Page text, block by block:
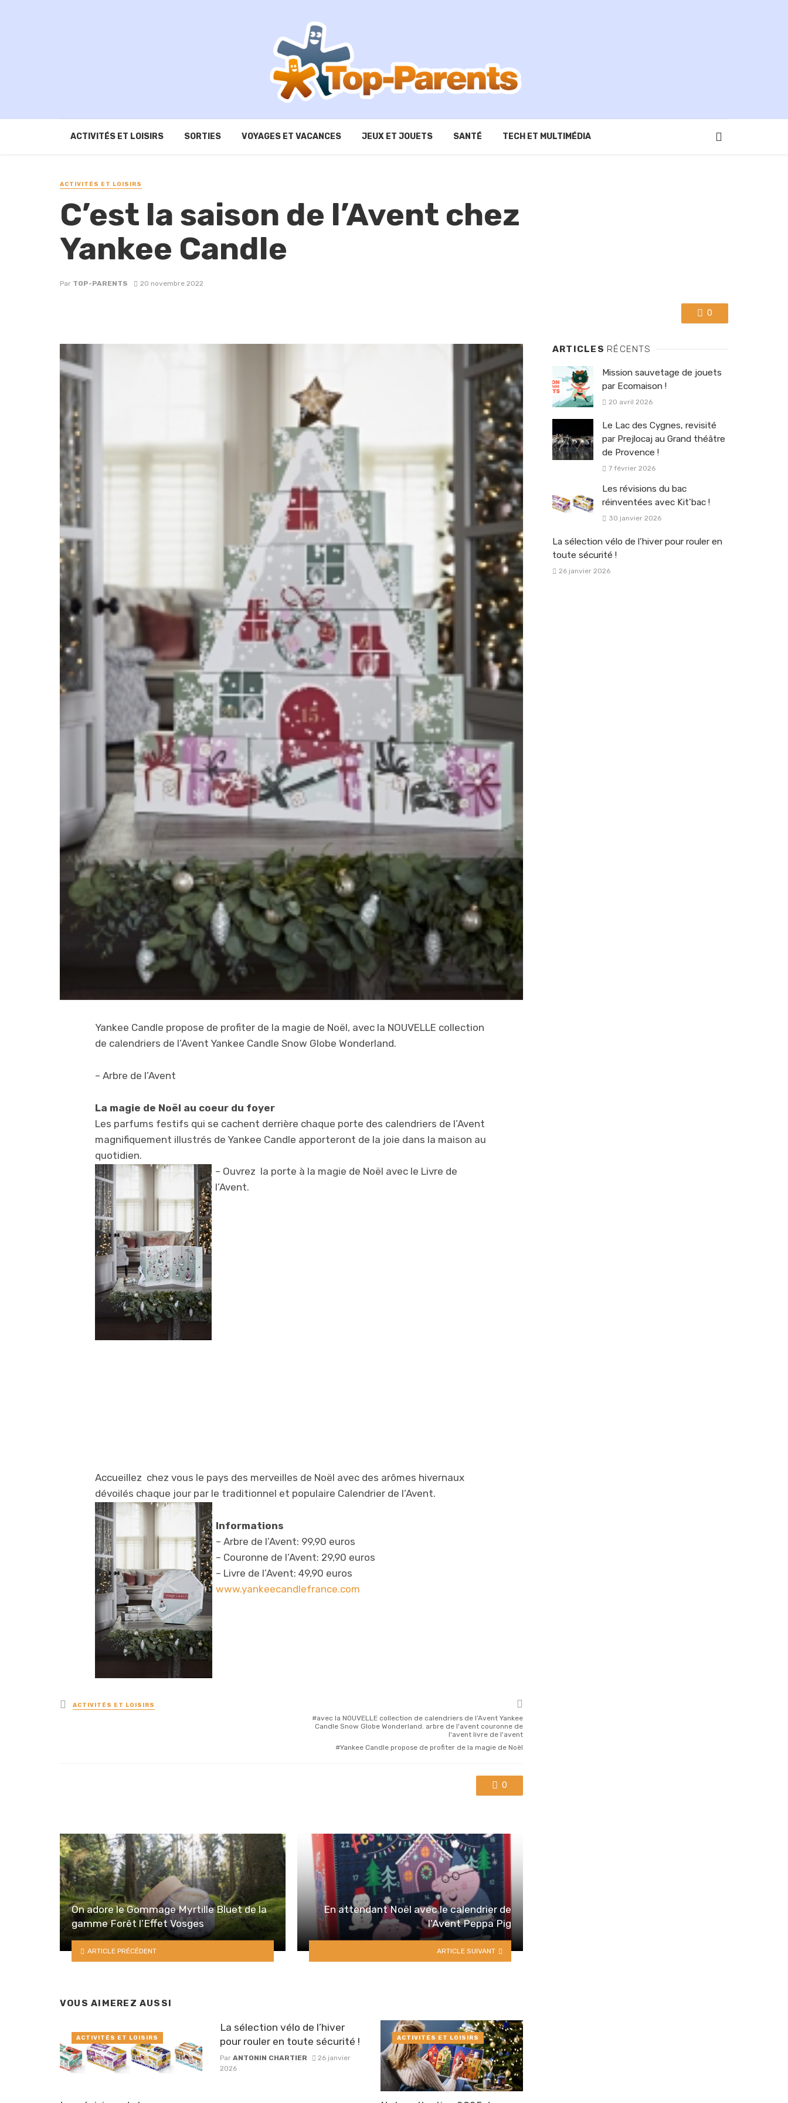
ACTIVITÉS ET LOISIRS SORTIES VOYAGES ET VACANCES JEUX ET JOUETS SANTÉ TECH ET MULTIMÉDIA
ACTIVITÉS ET LOISIRS
C’est la saison de l’Avent chez
Yankee Candle
Par TOP-PARENTS 20 novembre 2022
0
Yankee Candle propose de profiter de la magie de Noël, avec la NOUVELLE collection
de calendriers de l’Avent Yankee Candle Snow Globe Wonderland.
– Arbre de l’Avent
La magie de Noël au coeur du foyer
Les parfums festifs qui se cachent derrière chaque porte des calendriers de l’Avent
magnifiquement illustrés de Yankee Candle apporteront de la joie dans la maison au
quotidien.
– Ouvrez la porte à la magie de Noël avec le Livre de
l’Avent.
Accueillez chez vous le pays des merveilles de Noël avec des arômes hivernaux
dévoilés chaque jour par le traditionnel et populaire Calendrier de l’Avent.
Informations
– Arbre de l’Avent: 99,90 euros
– Couronne de l’Avent: 29,90 euros
– Livre de l’Avent: 49,90 euros
www.yankeecandlefrance.com
Posted
in
ACTIVITÉS ET LOISIRS
avec la NOUVELLE collection de calendriers de l’Avent Yankee
Candle Snow Globe Wonderland. arbre de l'avent couronne de
l'avent livre de l'avent
Yankee Candle propose de profiter de la magie de Noël
0
On adore le Gommage Myrtille Bluet de la
gamme Forêt l’Effet Vosges
ARTICLE PRÉCÉDENT
En attendant Noël avec le calendrier de
l’Avent Peppa Pig
ARTICLE SUIVANT
VOUS AIMEREZ AUSSI
ACTIVITÉS ET LOISIRS
La sélection vélo de l’hiver
pour rouler en toute sécurité !
ParANTONIN CHARTIER
26 janvier
2026
ACTIVITÉS ET LOISIRS
ARTICLES RÉCENTS
Mission sauvetage de jouets
par Ecomaison !
20 avril 2026
Le Lac des Cygnes, revisité
par Prejlocaj au Grand théâtre
de Provence !
7 février 2026
Les révisions du bac
réinventées avec Kit’bac !
30 janvier 2026
La sélection vélo de l’hiver pour rouler en
toute sécurité !
26 janvier 2026